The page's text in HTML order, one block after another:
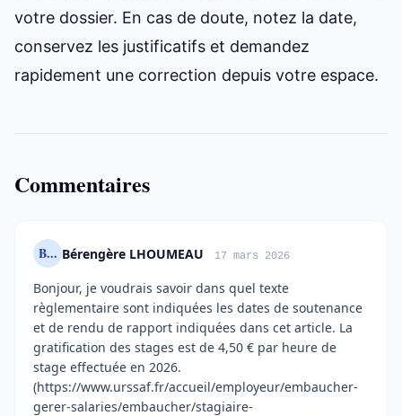
votre dossier. En cas de doute, notez la date,
conservez les justificatifs et demandez
rapidement une correction depuis votre espace.
Commentaires
B... Bérengère LHOUMEAU 17 mars 2026
Bonjour, je voudrais savoir dans quel texte
règlementaire sont indiquées les dates de soutenance
et de rendu de rapport indiquées dans cet article. La
gratification des stages est de 4,50 € par heure de
stage effectuée en 2026.
(https://www.urssaf.fr/accueil/employeur/embaucher-
gerer-salaries/embaucher/stagiaire-